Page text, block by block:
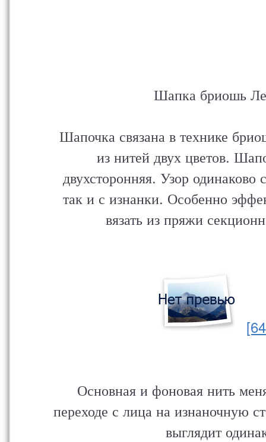
Шапка бриошь
Шапочка связана в технике
из нитей двух цветов.
двухсторонняя. Узор одинаково
так и с изнанки. Особенно
вязать из пряжи
Основная и фоновая нить
переходе с лица на изнаночную
выглядит